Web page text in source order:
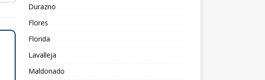
Durazno
Flores
Florida
Lavalleja
Maldonado